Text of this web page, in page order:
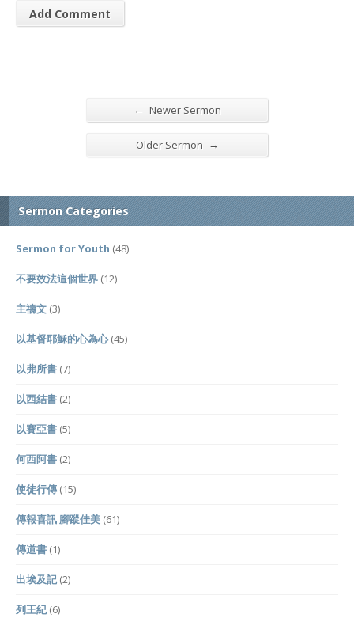
← Newer Sermon
Older Sermon →
Sermon Categories
Sermon for Youth (48)
不要效法這個世界 (12)
主禱文 (3)
以基督耶穌的心為心(45)
以弗所書 (7)
以西結書 (2)
以賽亞書 (5)
何西阿書 (2)
使徒行傳 (15)
傳報喜訊 腳蹤佳美 (61)
傳道書 (1)
出埃及記(2)
列王紀(6)